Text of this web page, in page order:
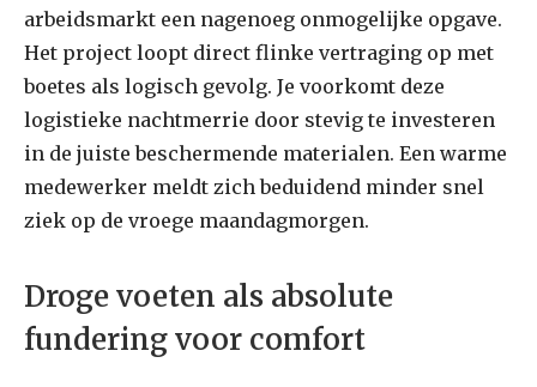
arbeidsmarkt een nagenoeg onmogelijke opgave.
Het project loopt direct flinke vertraging op met
boetes als logisch gevolg. Je voorkomt deze
logistieke nachtmerrie door stevig te investeren
in de juiste beschermende materialen. Een warme
medewerker meldt zich beduidend minder snel
ziek op de vroege maandagmorgen.
Droge voeten als absolute
fundering voor comfort